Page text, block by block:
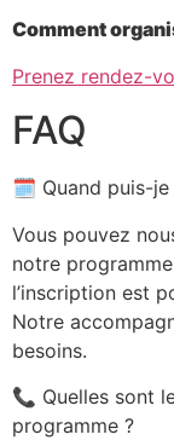
Comment
Prenez rendez-
FAQ
🗓 Quand puis-je
Vous pouvez
notre
l’inscription est
Notre
besoins.
📞 Quelles sont
programme ?